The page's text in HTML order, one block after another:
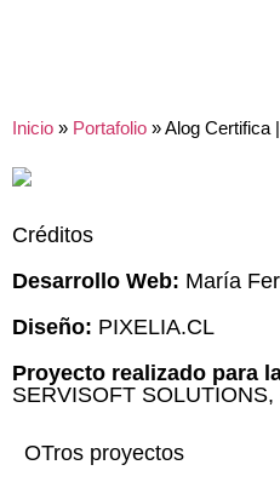
Inicio » Portafolio »Alog Certifica
Créditos
Desarrollo Web: María
Diseño: PIXELIA.CL
Proyecto realizado para
SERVISOFT SOLUTIONS,
OTros proyectos